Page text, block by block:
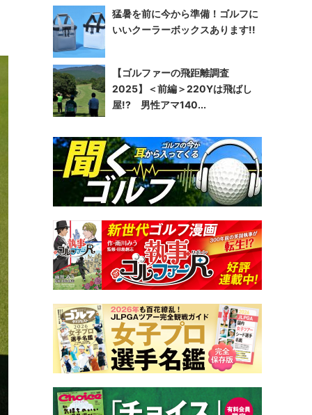
猛暑を前に今から準備！ゴルフに
いいクーラーボックスあります!!
【ゴルファーの飛距離調査
2025】＜前編＞220Yは飛ばし
屋!? 男性アマ140...